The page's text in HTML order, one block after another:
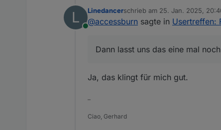
L
Online
Linedancerschrieb am 25. Jan. 2025,
zuletzt editiert von
@accessburn sagte in Usertreffen:
Dann lasst uns das eine mal
Ja, das klingt für mich gut.
–
Ciao, Gerhard